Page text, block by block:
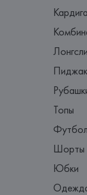
Топы
Шорты
Юбки